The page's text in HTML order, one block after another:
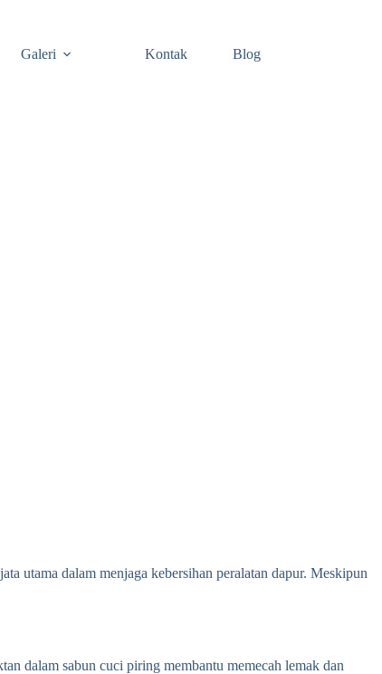
Galeri Kontak Blog
utama dalam menjaga kebersihan peralatan dapur. Meskipun
dalam sabun cuci piring membantu memecah lemak dan